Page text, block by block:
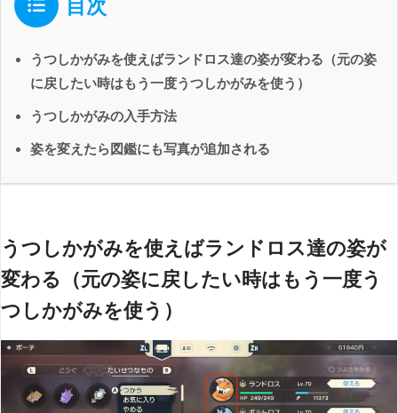
目次
うつしかがみを使えばランドロス達の姿が変わる（元の姿
に戻したい時はもう一度うつしかがみを使う）
うつしかがみの入手方法
姿を変えたら図鑑にも写真が追加される
うつしかがみを使えばランドロス達の姿が
変わる（元の姿に戻したい時はもう一度う
つしかがみを使う）